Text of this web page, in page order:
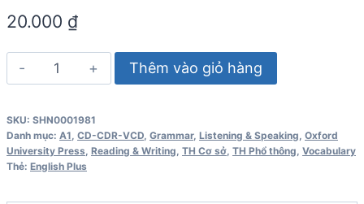
20.000 ₫
English
Plus
Class
Audio
CD
Thêm vào giỏ hàng
SKU: SHN0001981
Danh mục: A1 CD-CDR-VCD Grammar, Listening & Speaking Oxford
University Press Reading & Writing TH Cơ sở TH Phổ thông Vocabulary
Thẻ: English Plus